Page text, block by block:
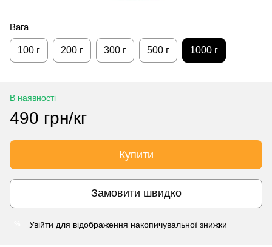
Вага
100 г 200 г 300 г 500 г 1000 г
В наявності
490 грн/кг
Купити
Замовити швидко
Увійти для відображення накопичувальної знижки